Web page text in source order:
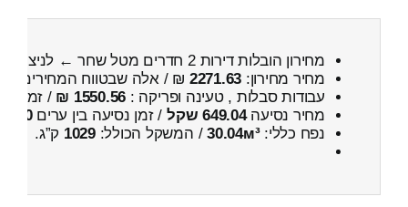
מחירון הובלות דירות 2 חדרים מטל שחר ← לניצני עוז
מחיר מחירון: 2271.63 ₪ / אלה שבטווח המחירים
עבודות סבלות , טעינה ופריקה : 1550.56 ₪ / זמן :
מחיר נסיעה649.04 שקל / זמן נסיעה בין ערים50 דקות
נפח כללי:30.04м³/ המשקל הכולל:1029 ק”ג.